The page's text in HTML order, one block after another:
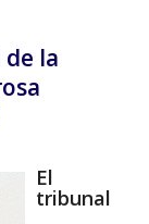
la
El
tribunal